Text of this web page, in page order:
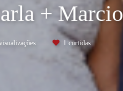
+ Marcio
1 curtidas